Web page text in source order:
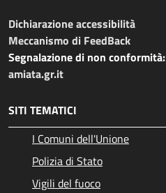
Dichiarazione accessibilità
Meccanismo di FeedBack
Segnalazione di non conformità:
amiata.gr.it
SITI TEMATICI
I Comuni dell'Unione
Polizia di Stato
Vigili del fuoco